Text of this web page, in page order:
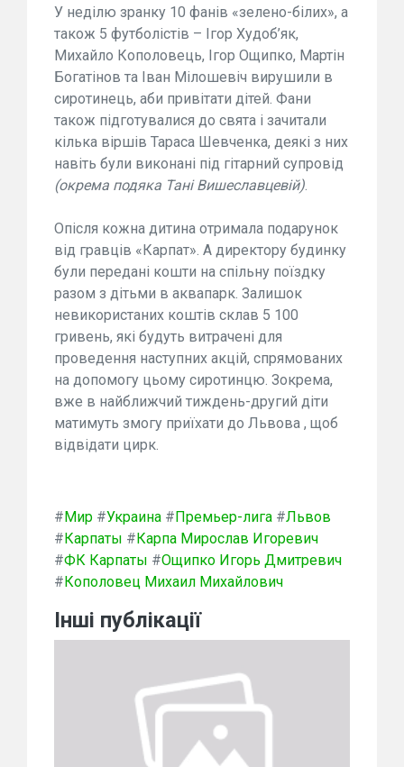
У неділю зранку 10 фанів «зелено-білих», а
також 5 футболістів – Ігор Худоб’як,
Михайло Кополовець, Ігор Ощипко, Мартін
Богатінов та Іван Мілошевіч вирушили в
сиротинець, аби привітати дітей. Фани
також підготувалися до свята і зачитали
кілька віршів Тараса Шевченка, деякі з них
навіть були виконані під гітарний супровід
(окрема подяка Тані Вишеславцевій).
Опісля кожна дитина отримала подарунок
від гравців «Карпат». А директору будинку
були передані кошти на спільну поїздку
разом з дітьми в аквапарк. Залишок
невикористаних коштів склав 5 100
гривень, які будуть витрачені для
проведення наступних акцій, спрямованих
на допомогу цьому сиротинцю. Зокрема,
вже в найближчий тиждень-другий діти
матимуть змогу приїхати до Львова , щоб
відвідати цирк.
#Мир #Украина #Премьер-лига #Львов
#Карпаты #Карпа Мирослав Игоревич
#ФК Карпаты #Ощипко Игорь Дмитревич
#Кополовец Михаил Михайлович
Інші публікації